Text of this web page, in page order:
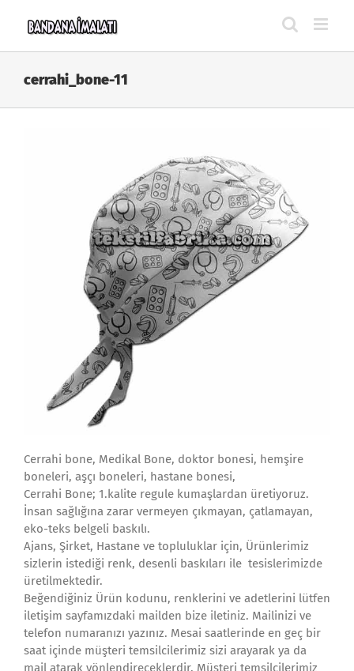
cerrahi_bone-11
Cerrahi bone, Medikal Bone, doktor bonesi, hemşire
boneleri, aşçı boneleri, hastane bonesi,
Cerrahi Bone; 1.kalite regule kumaşlardan üretiyoruz.
İnsan sağlığına zarar vermeyen çıkmayan, çatlamayan,
eko-teks belgeli baskılı.
Ajans, Şirket, Hastane ve topluluklar için, Ürünlerimiz
sizlerin istediği renk, desenli baskıları ile tesislerimizde
üretilmektedir.
Beğendiğiniz Ürün kodunu, renklerini ve adetlerini lütfen
iletişim sayfamızdaki mailden bize iletiniz. Mailinizi ve
telefon numaranızı yazınız. Mesai saatlerinde en geç bir
saat içinde müşteri temsilcilerimiz sizi arayarak ya da
mail atarak yönlendireceklerdir. Müşteri temsilcilerimiz